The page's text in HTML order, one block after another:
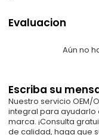
Evaluacion
Aún no
Escriba su
Nuestro servicio OEM/
integral para ayudarlo
marca. ¡Consulta
de calidad, haga que